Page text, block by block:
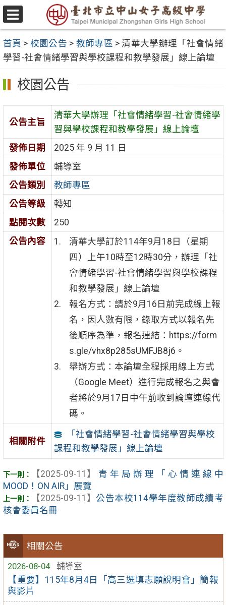
跳
至
要
內
容
區
選
單
首頁 > 校園公告 > 教師專區 >清華大學辦理「社會情緒
學習-社會情緒學習與學校課程和教學發展」線上論壇
相關公告
2026-08-04
輔導室
【重要】115年8月4日「高三選填志願說明會」簡報
與影片
校園公告
公告主旨
清華大學辦理「社會情緒學習-社會情緒學
習與學校課程和教學發展」線上論壇
發佈日期
2025 年 9 月 11 日
發佈單位
輔導室
公告類別
教師專區
公告等級
轉知
點閱次數
250
公告內容
清華大學訂於114年9月18日（星期
四）上午10時至12時30分，辦理「社
會情緒學習-社會情緒學習與學校課程
和教學發展」線上論壇
報名方式：請於9月16日前完成線上報
名，因人數有限，錄取方式以報名先
後順序為準，報名連結：https://form
s.gle/vhx8p285sUMFJB8j6。
舉辦方式：本論壇全程採用線上方式
（Google Meet）進行完成報名之與會
者將於9月17日中午前收到論壇連線代
碼。
相關附件
「社會情緒學習-社會情緒學習與學校
課程和教學發展」線上論壇
【2025-09-11】
青年局辦理「心情連線中
MOOD！ON AIR」展覽
【2025-09-11】 公告本校114學年度教師成績考
核會委員名冊